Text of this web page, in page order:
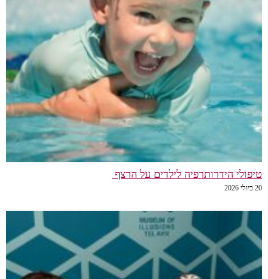
טיפולי הידרותרפיה לילדים על הרצף
20 ביולי 2026